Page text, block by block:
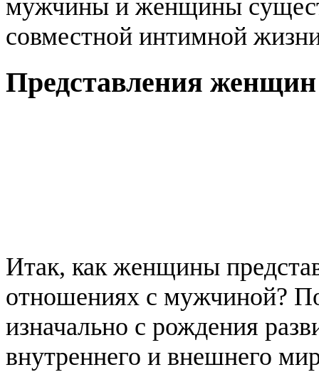
мужчины и женщины
совместной интимной
Представления
Итак, как женщины
отношениях с мужчиной?
изначально с рождения
внутреннего и внешнего